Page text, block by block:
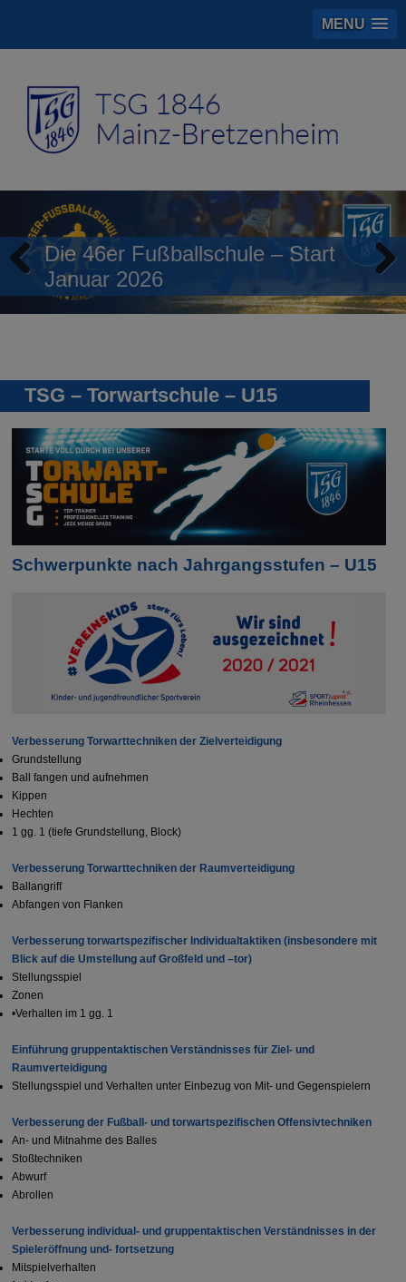
MENU
Die 46er Fußballschule – Start
Januar 2026
Previous
TSG – Torwartschule – U15
Schwerpunkte nach Jahrgangsstufen – U15
Verbesserung Torwarttechniken der Zielverteidigung
Grundstellung
Ball fangen und aufnehmen
Kippen
Hechten
1 gg. 1 (tiefe Grundstellung, Block)
Verbesserung Torwarttechniken der Raumverteidigung
Ballangriff
Abfangen von Flanken
Verbesserung torwartspezifischer Individualtaktiken (insbesondere mit
Blick auf die Umstellung auf Großfeld und –tor)
Stellungsspiel
Zonen
•Verhalten im 1 gg. 1
Einführung gruppentaktischen Verständnisses für Ziel- und
Raumverteidigung
Stellungsspiel und Verhalten unter Einbezug von Mit- und Gegenspielern
Verbesserung der Fußball- und torwartspezifischen Offensivtechniken
An- und Mitnahme des Balles
Stoßtechniken
Abwurf
Abrollen
Verbesserung individual- und gruppentaktischen Verständnisses in der
Spieleröffnung und- fortsetzung
Mitspielverhalten